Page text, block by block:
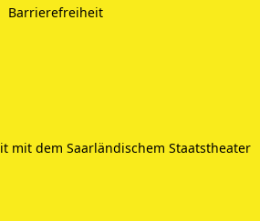
Barrierefreiheit